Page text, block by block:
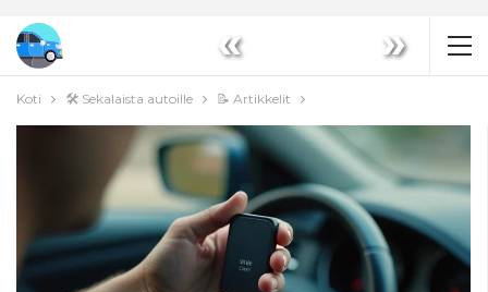
« »
Koti 🛠️ Sekalaista autoille 📝 Artikkelit